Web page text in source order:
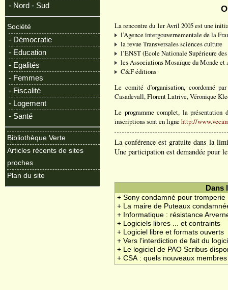
- Nord - Sud
Société
- Démocratie
- Education
- Egalités
- Femmes
- Fiscalité
- Logement
- Santé
Bibliothèque Verte
Articles récents de sites
proches
Plan du site
La rencontre du 1er Avril 2005 est une
l’Agence intergouvernementale de la
la revue Transversales sciences culture
l’ENST (Ecole Nationale Supérieure
les Associations Mosaïque du Monde
C&F éditions
Le comité d’organisation, coordonné
Casadevall, Florent Latrive, Véronique
Le programme complet, la présentation
inscriptions sont en lignehttp://
La conférence est gratuite dans la
Une participation est demandée pour
Dans
+ Sony condamné pour tromperie
+ La maire de Puteaux
+ Informatique : résistance
+ Logiciels libres ... et contraints
+ Logiciel libre et formats ouverts
+ Vers l’interdiction de fait du
+ Le logiciel de PAO Scribus
+ CSA : quels nouveaux